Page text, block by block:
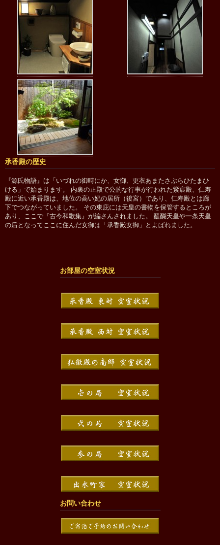
承香殿の歴史
『源氏物語』は「いづれの御時にか、女御、更衣あまたさぶらひたまひ
ける」で始まります。 内裏の正殿で公的な行事が行われた紫宸殿、仁寿
殿に近い承香殿は、地位の高い妃の居所（後宮）であり、仁寿殿とは廊
下でつながっていました。 その東庇には天皇の書物を保管するところが
あり、ここで『古今和歌集』が編さんされました。 醍醐天皇や一条天皇
の后となってここに住んだ女御は「承香殿女御」とよばれました。
お部屋の空室状況
お問い合わせ